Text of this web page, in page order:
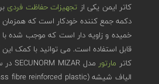
کاتر ایمن یکی از تجهیزات حفاظت فردی
دکمه جمع کننده خودکار است که همزمان
قابل استفاده است. می توانید با کمک
کاتر مارتور